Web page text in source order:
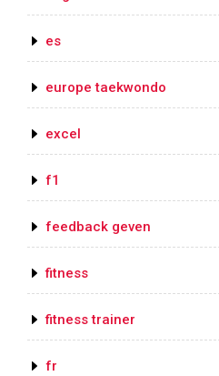
es
europe taekwondo
excel
f1
feedback geven
fitness
fitness trainer
fr